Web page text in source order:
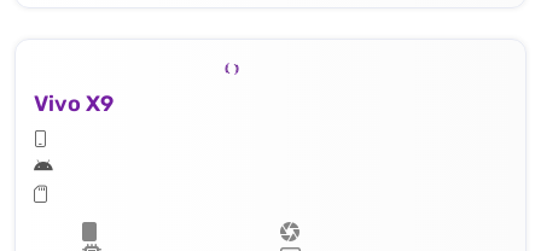
Vivo X9